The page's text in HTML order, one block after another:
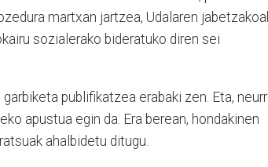
martxan jartzea, Udalaren
sozialerako bideratuko diren sei
publifikatzea erabaki zen. Eta,
apustua egin da. Era berean, hondakinen
ahalbidetu ditugu.